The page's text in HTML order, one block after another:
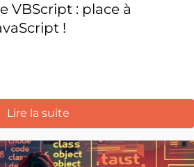
VBScript : place à
!
Lire la suite